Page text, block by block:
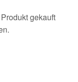
gekauft